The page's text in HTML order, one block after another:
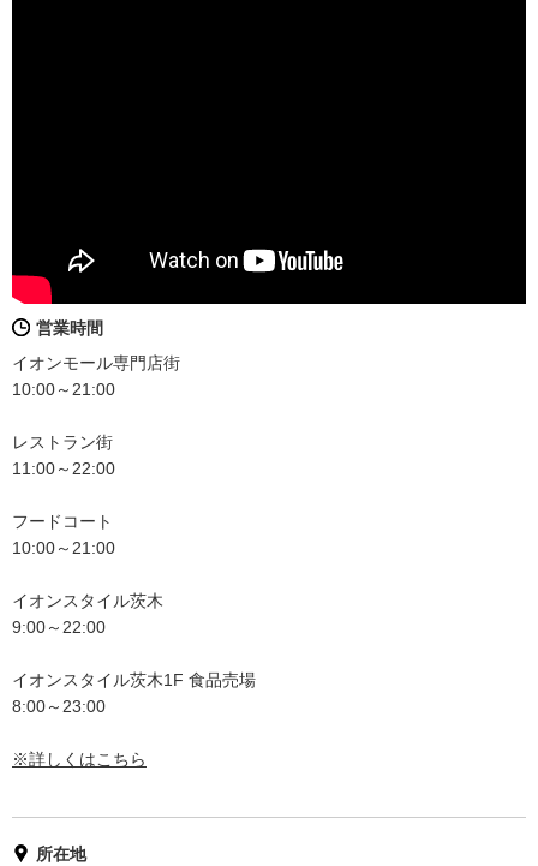
営業時間
イオンモール専門店街
10:00～21:00
レストラン街
11:00～22:00
フードコート
10:00～21:00
イオンスタイル茨木
9:00～22:00
イオンスタイル茨木1F 食品売場
8:00～23:00
※詳しくはこちら
所在地